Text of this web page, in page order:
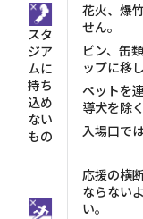
スタ
ジア
ムに
持ち
込め
ない
もの
花火、爆
せん。
ビン、缶
ップに移
ペットを
導犬を除く
入場口で
応援の横
ならない
い。